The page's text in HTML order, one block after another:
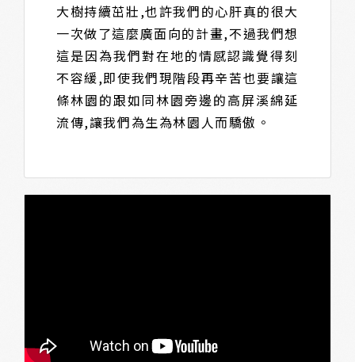
大樹持續茁壯,也許我們的心肝真的很大
一次做了這麼廣面向的計畫,不過我們想
這是因為我們對在地的情感認識覺得刻
不容緩,即使我們現階段再辛苦也要讓這
條林園的跟如同林園旁邊的高屏溪綿延
流傳,讓我們為生為林園人而驕傲。